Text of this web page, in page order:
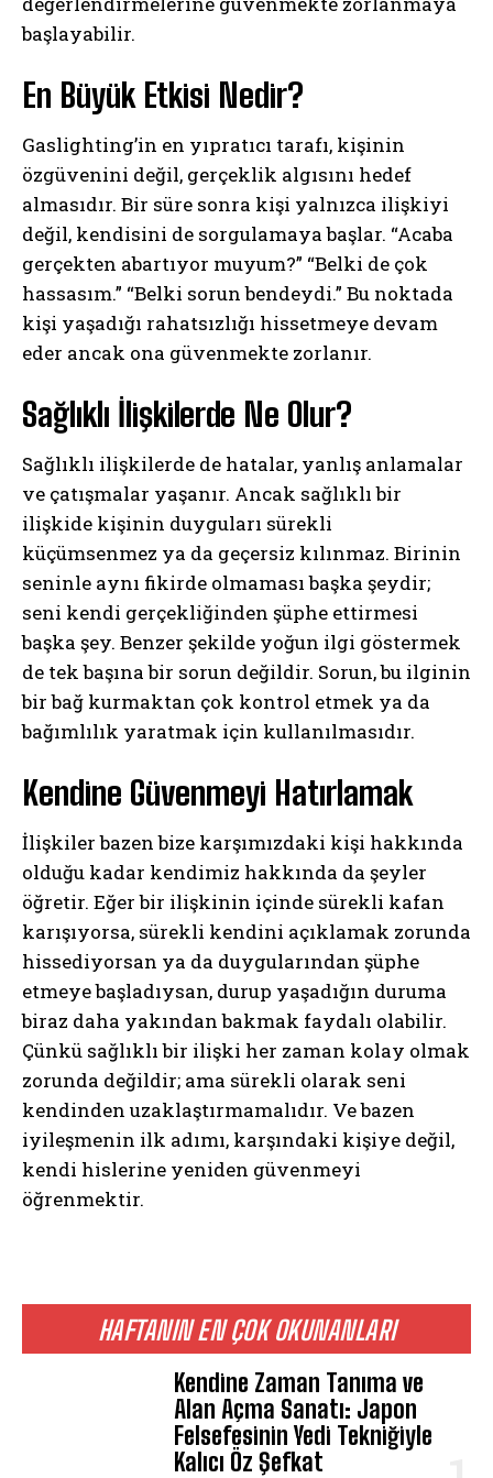
HAFTANIN EN ÇOK OKUNANLARI
Kendine Zaman Tanıma ve
Alan Açma Sanatı: Japon
Felsefesinin Yedi Tekniğiyle
Kalıcı Öz Şefkat
başlayabilir.
En Büyük Etkisi Nedir?
Gaslighting’in en yıpratıcı tarafı, kişinin
özgüvenini değil, gerçeklik algısını hedef
almasıdır. Bir süre sonra kişi yalnızca ilişkiyi
değil, kendisini de sorgulamaya başlar. “Acaba
gerçekten abartıyor muyum?” “Belki de çok
hassasım.” “Belki sorun bendeydi.” Bu noktada
kişi yaşadığı rahatsızlığı hissetmeye devam
eder ancak ona güvenmekte zorlanır.
Sağlıklı İlişkilerde Ne Olur?
Sağlıklı ilişkilerde de hatalar, yanlış anlamalar
ve çatışmalar yaşanır. Ancak sağlıklı bir
ilişkide kişinin duyguları sürekli
küçümsenmez ya da geçersiz kılınmaz. Birinin
seninle aynı fikirde olmaması başka şeydir;
seni kendi gerçekliğinden şüphe ettirmesi
başka şey. Benzer şekilde yoğun ilgi göstermek
de tek başına bir sorun değildir. Sorun, bu ilginin
bir bağ kurmaktan çok kontrol etmek ya da
bağımlılık yaratmak için kullanılmasıdır.
Kendine Güvenmeyi Hatırlamak
İlişkiler bazen bize karşımızdaki kişi hakkında
olduğu kadar kendimiz hakkında da şeyler
öğretir. Eğer bir ilişkinin içinde sürekli kafan
karışıyorsa, sürekli kendini açıklamak zorunda
hissediyorsan ya da duygularından şüphe
etmeye başladıysan, durup yaşadığın duruma
biraz daha yakından bakmak faydalı olabilir.
Çünkü sağlıklı bir ilişki her zaman kolay olmak
zorunda değildir; ama sürekli olarak seni
kendinden uzaklaştırmamalıdır. Ve bazen
iyileşmenin ilk adımı, karşındaki kişiye değil,
kendi hislerine yeniden güvenmeyi
öğrenmektir.